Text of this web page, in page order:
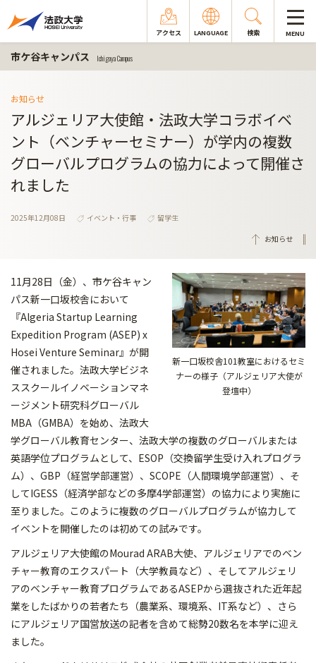
アクセス LANGUAGE 検索 MENU
市ケ谷キャンパス Ichigaya Campus
お知らせ
アルジェリア大使館・法政大学コラボイベ
ント（ベンチャーセミナー）が学内の複数
グローバルプログラムの協力によって開催さ
れました
2025年12月08日 イベント・行事
留学生
お知らせ
新一口坂校舎101教室におけるセミ
ナーの様子（アルジェリア大使が
登壇中）
11月28日（金）、市ケ谷キャン
パス新一口坂校舎において
『Algeria Startup Learning
Expedition Program (ASEP) x
Hosei Venture Seminar』が開
催されました。法政大学ビジネ
ススクールイノベーションマネ
ージメント研究科グローバル
MBA（GMBA）を始め、法政大
学グローバル教育センター、法政大学の複数のグローバルまたは
英語学位プログラムとして、ESOP（交換留学生受け入れプログラ
ム）、GBP（経営学部運営）、SCOPE（人間環境学部運営）、そ
してIGESS（経済学部などの多摩4学部運営）の協力により実施に
至りました。このように複数のグローバルプログラムが協力して
イベントを開催したのは初めての試みです。
アルジェリア大使館のMourad ARAB大使、アルジェリアでのベン
チャー教育のエクスパート（大学教員など）、そしてアルジェリ
アのベンチャー教育プログラムであるASEPから選抜された近年起
業をしたばかりの若者たち（農業系、環境系、IT系など）、さら
にアルジェリア国営放送の記者を含めて総勢20数名を本学に迎え
ました。